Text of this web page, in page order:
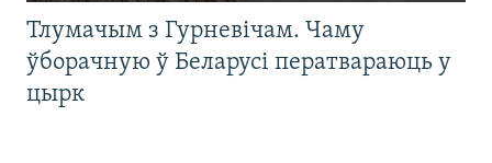
Тлумачым з Гурневічам. Чаму
ўборачную ў Беларусі ператвараюць у
цырк